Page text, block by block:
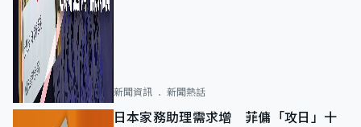
新聞資訊 新聞熱話
日本家務助理需求增 菲傭「攻日」十